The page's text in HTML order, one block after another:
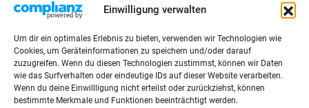
Einwilligung verwalten
Um dir ein optimales Erlebnis zu bieten, verwenden wir Technologien wie
Cookies, um Geräteinformationen zu speichern und/oder darauf
zuzugreifen. Wenn du diesen Technologien zustimmst, können wir Daten
wie das Surfverhalten oder eindeutige IDs auf dieser Website verarbeiten.
Wenn du deine Einwillligung nicht erteilst oder zurückziehst, können
bestimmte Merkmale und Funktionen beeinträchtigt werden.
Zur Eventübersicht